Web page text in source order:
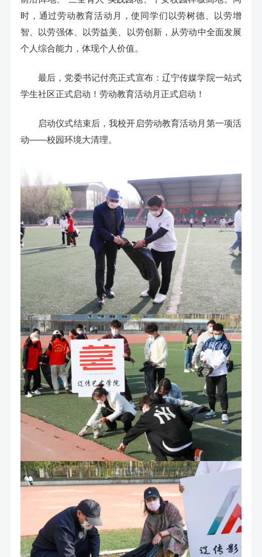
时，通过劳动教育活动月，使同学们以劳树德、以劳增
智、以劳强体、以劳益美、以劳创新，从劳动中全面发展
个人综合能力，体现个人价值。
最后，党委书记付亮正式宣布：辽宁传媒学院一站式
学生社区正式启动！劳动教育活动月正式启动！
启动仪式结束后，我校开启劳动教育活动月第一项活
动——校园环境大清理。